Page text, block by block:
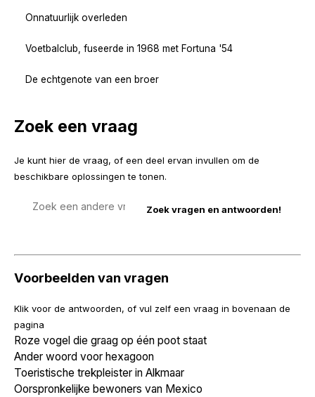
Onnatuurlijk overleden
Voetbalclub, fuseerde in 1968 met Fortuna '54
De echtgenote van een broer
Zoek een vraag
Je kunt hier de vraag, of een deel ervan invullen om de
beschikbare oplossingen te tonen.
Voorbeelden van vragen
Klik voor de antwoorden, of vul zelf een vraag in bovenaan de
pagina
Roze vogel die graag op één poot staat
Ander woord voor hexagoon
Toeristische trekpleister in Alkmaar
Oorspronkelijke bewoners van Mexico